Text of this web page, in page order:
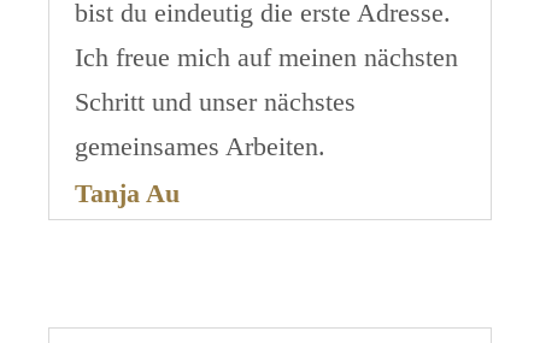
bist du eindeutig die erste Adresse.
Ich freue mich auf meinen nächsten
Schritt und unser nächstes
gemeinsames Arbeiten.
Tanja Au